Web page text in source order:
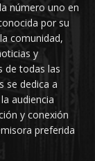
número uno en
por su
comunidad,
y
de todas las
se dedica a
audiencia
y conexión
preferida